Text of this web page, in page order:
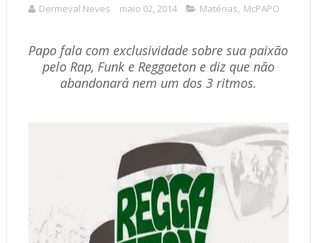
Dermeval Neves maio 02, 2014 Matérias, McPAPO
Papo fala com exclusividade sobre sua paixão
pelo Rap, Funk e Reggaeton e diz que não
abandonará nem um dos 3 ritmos.